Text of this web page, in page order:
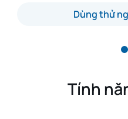
Dùng thử
Tính